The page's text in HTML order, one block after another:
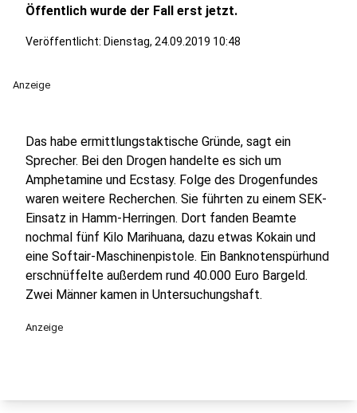
Öffentlich wurde der Fall erst jetzt.
Veröffentlicht: Dienstag, 24.09.2019 10:48
Anzeige
Das habe ermittlungstaktische Gründe, sagt ein
Sprecher. Bei den Drogen handelte es sich um
Amphetamine und Ecstasy. Folge des Drogenfundes
waren weitere Recherchen. Sie führten zu einem SEK-
Einsatz in Hamm-Herringen. Dort fanden Beamte
nochmal fünf Kilo Marihuana, dazu etwas Kokain und
eine Softair-Maschinenpistole. Ein Banknotenspürhund
erschnüffelte außerdem rund 40.000 Euro Bargeld.
Zwei Männer kamen in Untersuchungshaft.
Anzeige